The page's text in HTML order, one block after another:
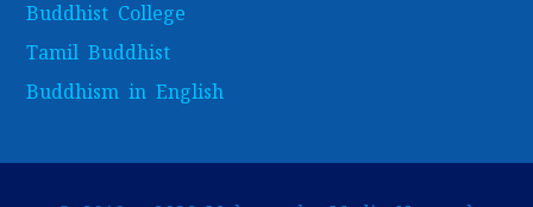
Buddhist College
Tamil Buddhist
Buddhism in English